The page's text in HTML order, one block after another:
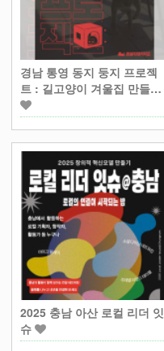
경남 통영 동지 둥지 프로젝
트 : 길고양이 겨울집 만들…
2025 충남 아산 로컬 리더 잇
슈